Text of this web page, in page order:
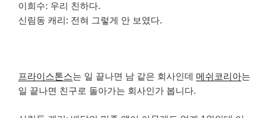
이희수: 우리 친하다.
신림동 캐리: 전혀 그렇게 안 보였다.
프라이스톤스는 일 끝나면 남 같은 회사인데 메쉬코리아는
일 끝나면 친구로 돌아가는 회사인가 봅니다.